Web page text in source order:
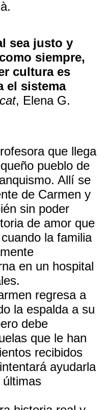
sea justo y
siempre,
cultura es
el sistema
, Elena G.
que llega
pueblo de
Allí se
de Carmen y
sin poder
de amor que
la familia
en un hospital
regresa a
la espalda a su
debe
que le han
recibidos
ayudarla